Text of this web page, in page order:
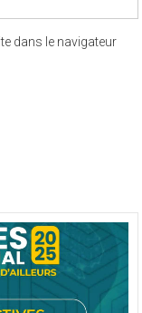
dans le navigateur